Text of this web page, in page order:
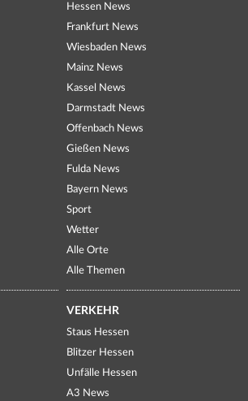
Hessen News
Frankfurt News
Wiesbaden News
Mainz News
Kassel News
Darmstadt News
Offenbach News
Gießen News
Fulda News
Bayern News
Sport
Wetter
Alle Orte
Alle Themen
VERKEHR
Staus Hessen
Blitzer Hessen
Unfälle Hessen
A3 News